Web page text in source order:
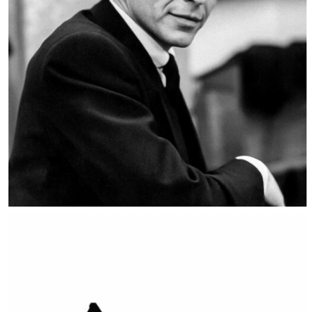
MUSIC ARTISTS